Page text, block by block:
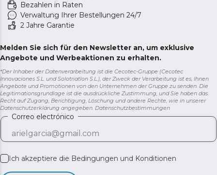
Bezahlen in Raten
Verwaltung Ihrer Bestellungen 24/7
2 Jahre Garantie
Melden Sie sich für den Newsletter an, um exklusive
Angebote und Werbeaktionen zu erhalten.
*Der Inhaber der Datenverarbeitung ist die Cecotec-Gruppe (Cecotec
Innovaciones S.L. und Solotriatlon S.L.), der Zweck der Verarbeitung ist es, Ihnen
Angebote und Promotionen von den Unternehmen der Gruppe zu senden. Die
Legitimationsgrundlage ist die ausdrückliche Zustimmung, und Sie haben das
Recht auf Zugang, Berichtigung, Löschung und andere Rechte, wie in unserer
Datenschutzerklärung angegeben. Datenschutzbestimmungen
Correo electrónico
Ich akzeptiere die Bedingungen und Konditionen